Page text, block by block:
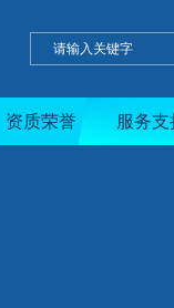
资质荣誉 服务支